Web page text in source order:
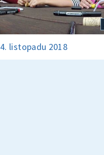
4. listopadu 2018